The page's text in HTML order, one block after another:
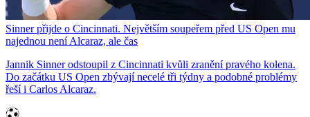
Sinner přijde o Cincinnati. Největším soupeřem před US Open mu
najednou není Alcaraz, ale čas
Jannik Sinner odstoupil z Cincinnati kvůli zranění pravého kolena.
Do začátku US Open zbývají necelé tři týdny a podobné problémy
řeší i Carlos Alcaraz.